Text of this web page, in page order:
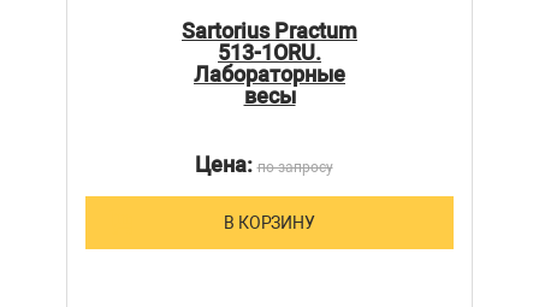
Sartorius Practum
513-1ORU.
Лабораторные
весы
Цена:по запросу
В КОРЗИНУ